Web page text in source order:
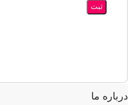
درباره ما